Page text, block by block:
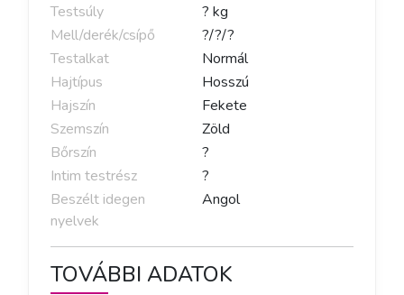
Testsúly
? kg
Mell/derék/csípő
?/?/?
Testalkat
Normál
Hajtípus
Hosszú
Hajszín
Fekete
Szemszín
Zöld
Bőrszín
?
Intim testrész
?
Beszélt idegen
nyelvek
Angol
TOVÁBBI ADATOK